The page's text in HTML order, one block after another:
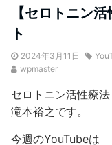
【セロトニン
ト
2024年3月11日
wpmaster
セロトニン活性療
滝本裕之です。
今週のYouTubeは